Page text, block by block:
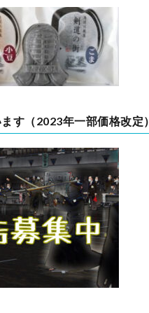
す（2023年一部価格改定）